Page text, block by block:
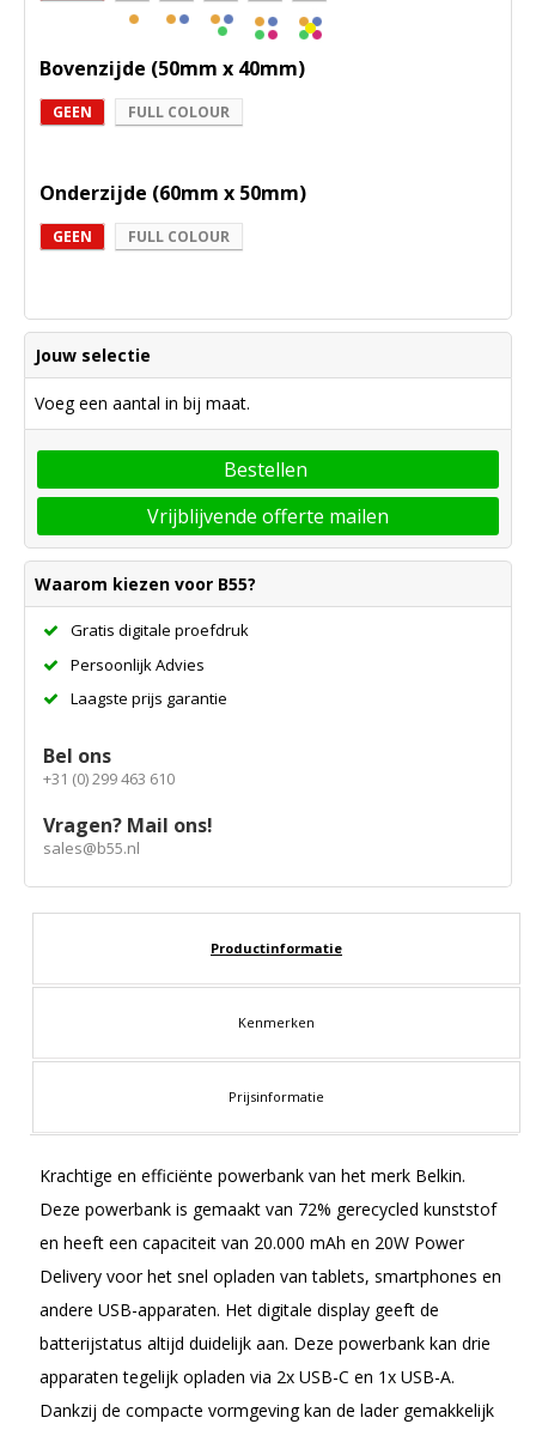
Bovenzijde (50mm x 40mm)
GEEN FULL COLOUR
Onderzijde (60mm x 50mm)
GEEN FULL COLOUR
Jouw selectie
Voeg een aantal in bij maat.
Bestellen
Vrijblijvende offerte mailen
Waarom kiezen voor B55?
Gratis digitale proefdruk
Persoonlijk Advies
Laagste prijs garantie
Bel ons
+31 (0) 299 463 610
Vragen? Mail ons!
sales@b55.nl
Productinformatie
Kenmerken
Prijsinformatie
Krachtige en efficiënte powerbank van het merk Belkin.
Deze powerbank is gemaakt van 72% gerecycled kunststof
en heeft een capaciteit van 20.000 mAh en 20W Power
Delivery voor het snel opladen van tablets, smartphones en
andere USB-apparaten. Het digitale display geeft de
batterijstatus altijd duidelijk aan. Deze powerbank kan drie
apparaten tegelijk opladen via 2x USB-C en 1x USB-A.
Dankzij de compacte vormgeving kan de lader gemakkelijk